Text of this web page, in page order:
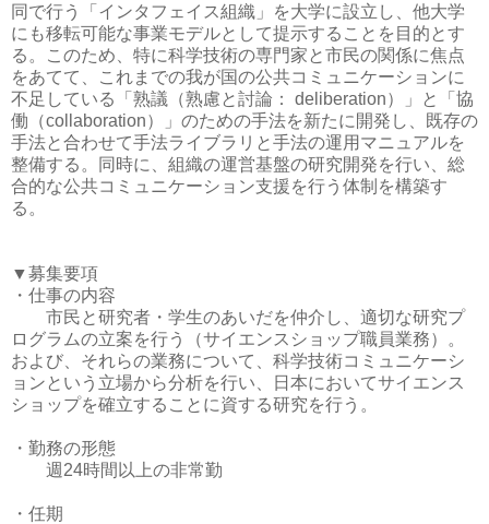
同で行う「インタフェイス組織」を大学に設立し、他大学
にも移転可能な事業モデルとして提示することを目的とす
る。このため、特に科学技術の専門家と市民の関係に焦点
をあてて、これまでの我が国の公共コミュニケーションに
不足している「熟議（熟慮と討論： deliberation）」と「協
働（collaboration）」のための手法を新たに開発し、既存の
手法と合わせて手法ライブラリと手法の運用マニュアルを
整備する。同時に、組織の運営基盤の研究開発を行い、総
合的な公共コミュニケーション支援を行う体制を構築す
る。
▼募集要項
・仕事の内容
市民と研究者・学生のあいだを仲介し、適切な研究プ
ログラムの立案を行う（サイエンスショップ職員業務）。
および、それらの業務について、科学技術コミュニケーシ
ョンという立場から分析を行い、日本においてサイエンス
ショップを確立することに資する研究を行う。
・勤務の形態
週24時間以上の非常勤
・任期